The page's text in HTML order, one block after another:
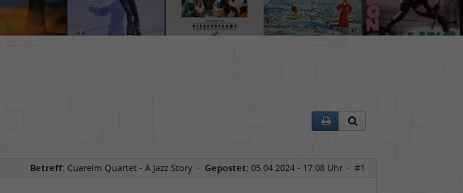
Betreff: Cuareim Quartet - A Jazz Story · Gepostet: 05.04.2024 - 17:08 Uhr · #1